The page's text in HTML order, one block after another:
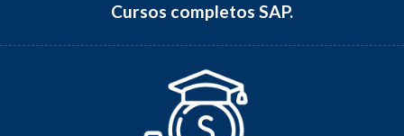
Cursos completos SAP.